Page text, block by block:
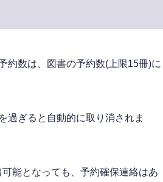
約数は、図書の予約数(上限15冊)に
過ぎると自動的に取り消されま
能となっても、予約確保連絡はあ